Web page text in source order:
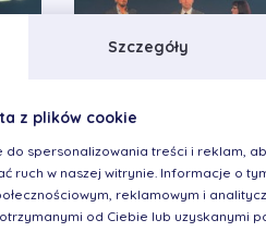
Szczegóły
z plików cookie
spersonalizowania treści i reklam,
ruch w naszej witrynie. Informacje o
reklamowym i
od Ciebie lub uzyskanymi